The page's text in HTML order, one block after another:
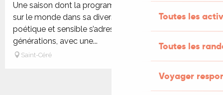
Toutes les
Toutes les
Voyager
Une saison dont la programmation engagée, ouverte
sur le monde dans sa diversité et sa pluralité,
poétique et sensible s’adresse à tous-tes, à toutes les
générations, avec une...
Saint-Céré